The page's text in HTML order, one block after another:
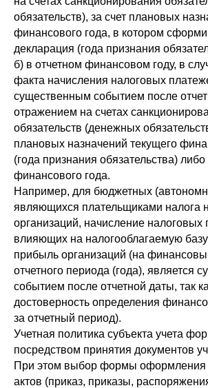
обязательств), за счет плановых
финансового года, в котором
декларация (года признания
б) в отчетном финансовом году, в
факта начисления налоговых
существенным событием после
отражением на счетах
обязательств (денежных
плановых назначений текущего
(года признания обязательства)
финансового года.
Например, для бюджетных
являющихся плательщиками налога
организаций, начисление налоговых
влияющих на налогооблагаемую
прибыль организаций (на
отчетного периода (года), является
событием после отчетной даты, так
достоверность определения
за отчетный период).
Учетная политика субъекта учета
посредством принятия документов
При этом выбор формы оформления
актов (приказ, приказы,